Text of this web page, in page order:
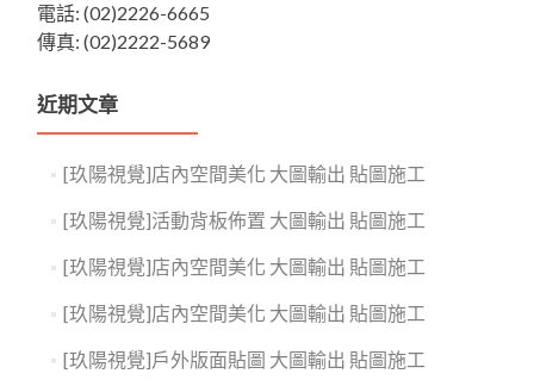
電話: (02)2226-6665
傳真: (02)2222-5689
近期文章
[玖陽視覺]店內空間美化 大圖輸出 貼圖施工
[玖陽視覺]活動背板佈置 大圖輸出 貼圖施工
[玖陽視覺]店內空間美化 大圖輸出 貼圖施工
[玖陽視覺]店內空間美化 大圖輸出 貼圖施工
[玖陽視覺]戶外版面貼圖 大圖輸出 貼圖施工